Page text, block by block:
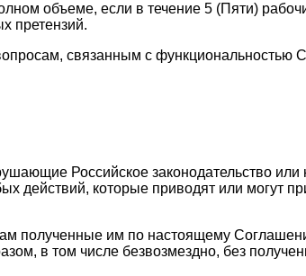
объеме, если в течение 5 (Пяти)
претензий.
связанным с функциональностью
Российское законодательство
действий, которые приводят или могут
полученные им по настоящему
в том числе безвозмездно, без